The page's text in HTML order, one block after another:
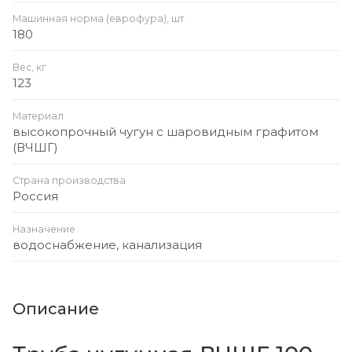
Машинная норма (еврофура), шт
180
Вес, кг
123
Материал
высокопрочный чугун с шаровидным графитом
(ВЧШГ)
Страна производства
Россия
Назначение
водоснабжение, канализация
Описание